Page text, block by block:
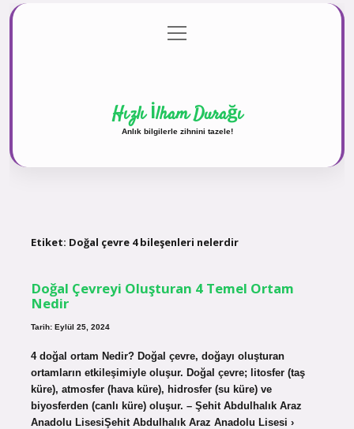
Gizlilik Politikası
menüyü
aç
Hızlı İlham Durağı
Anlık bilgilerle zihnini tazele!
Etiket: Doğal çevre 4 bileşenleri nelerdir
Doğal Çevreyi Oluşturan 4 Temel Ortam
Nedir
Tarih: Eylül 25, 2024
4 doğal ortam Nedir? Doğal çevre, doğayı oluşturan
ortamların etkileşimiyle oluşur. Doğal çevre; litosfer (taş
küre), atmosfer (hava küre), hidrosfer (su küre) ve
biyosferden (canlı küre) oluşur. – Şehit Abdulhalık Araz
Anadolu LisesiŞehit Abdulhalık Araz Anadolu Lisesi ›